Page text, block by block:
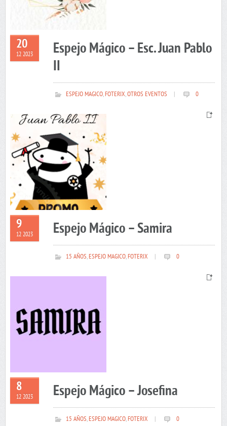
20
12 2023
Espejo Mágico – Esc. Juan Pablo
II
ESPEJO MAGICO,FOTERIX,OTROS EVENTOS 0
9
12 2023 Espejo Mágico – Samira
15 AÑOS,ESPEJO MAGICO,FOTERIX 0
8
12 2023 Espejo Mágico – Josefina
15 AÑOS,ESPEJO MAGICO,FOTERIX 0